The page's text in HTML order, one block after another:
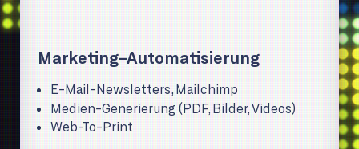
Marketing-Automatisierung
E-Mail-Newsletters, Mailchimp
Medien-Generierung (PDF, Bilder, Videos)
Web-To-Print